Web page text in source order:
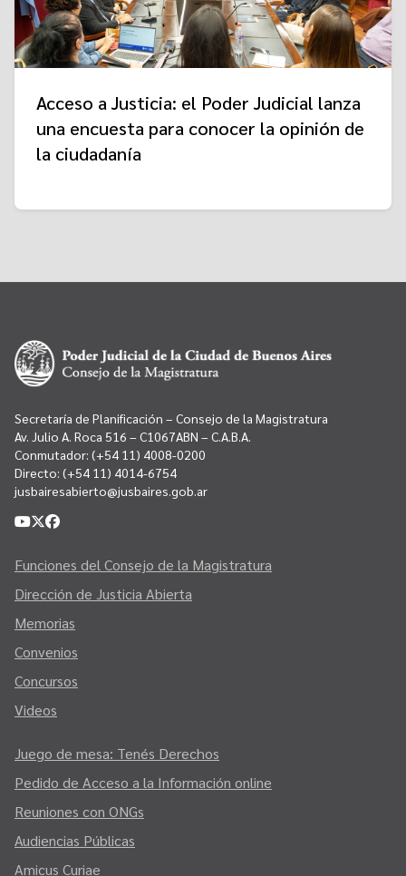
Acceso a Justicia: el Poder Judicial lanza
una encuesta para conocer la opinión de
la ciudadanía
Secretaría de Planificación – Consejo de la Magistratura
Av. Julio A. Roca 516 – C1067ABN – C.A.B.A.
Conmutador: (+54 11) 4008-0200
Directo: (+54 11) 4014-6754
jusbairesabierto@jusbaires.gob.ar
Funciones del Consejo de la Magistratura
Dirección de Justicia Abierta
Memorias
Convenios
Concursos
Videos
Juego de mesa: Tenés Derechos
Pedido de Acceso a la Información online
Reuniones con ONGs
Audiencias Públicas
Amicus Curiae